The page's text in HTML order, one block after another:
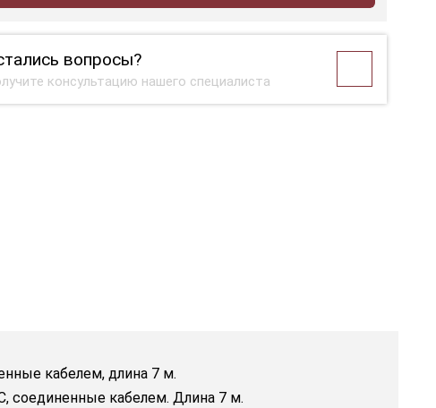
вопросы?
консультацию нашего специалиста
кабелем, длина 7 м.
соединенные кабелем. Длина 7 м.